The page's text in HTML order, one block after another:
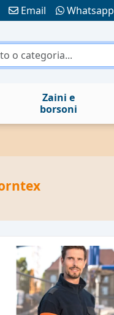
Email Whatsapp
Zaini e
borsoni